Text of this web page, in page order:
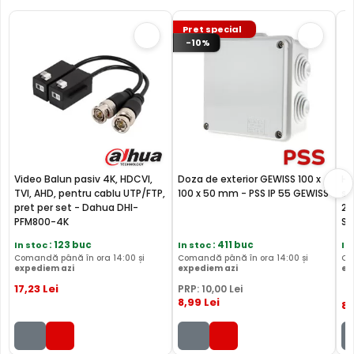
a€¢ Permite inregistratoarelor, ce au functia SMD Plus, sa
filtreze alarmele false si permite clasificarea
evenimentelor generate de oameni sau masini
LENTILA FIXA
Video Balun pasiv 4K, HDCVI,
TVI, AHD, pentru cablu UTP/FTP,
pret per set - Dahua DHI-
PFM800-4K
In stoc: 123 buc
Comandă până în ora 14:00 și
expediem azi
17,23 Lei
Pret special
-10%
Doza de exterior GEWISS 100 x
100 x 50 mm - PSS IP 55 GEWISS
In stoc: 411 buc
Comandă până în ora 14:00 și
expediem azi
PRP: 10,00 Lei
8,99 Lei
In